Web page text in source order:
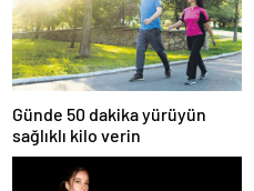
Günde 50 dakika yürüyün
sağlıklı kilo verin